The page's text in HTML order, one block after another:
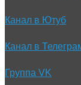
Канал в Ютуб
Канал в
Группа VK